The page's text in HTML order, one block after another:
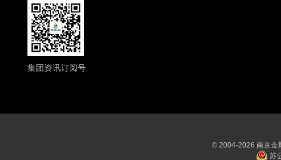
集团资讯订阅号
© 2004-2026 南京金
苏